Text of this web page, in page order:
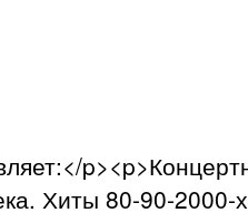
Хиты 80-90-